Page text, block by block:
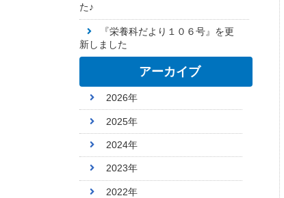
た♪
『栄養科だより１０６号』を更
新しました
アーカイブ
2026年
2025年
2024年
2023年
2022年